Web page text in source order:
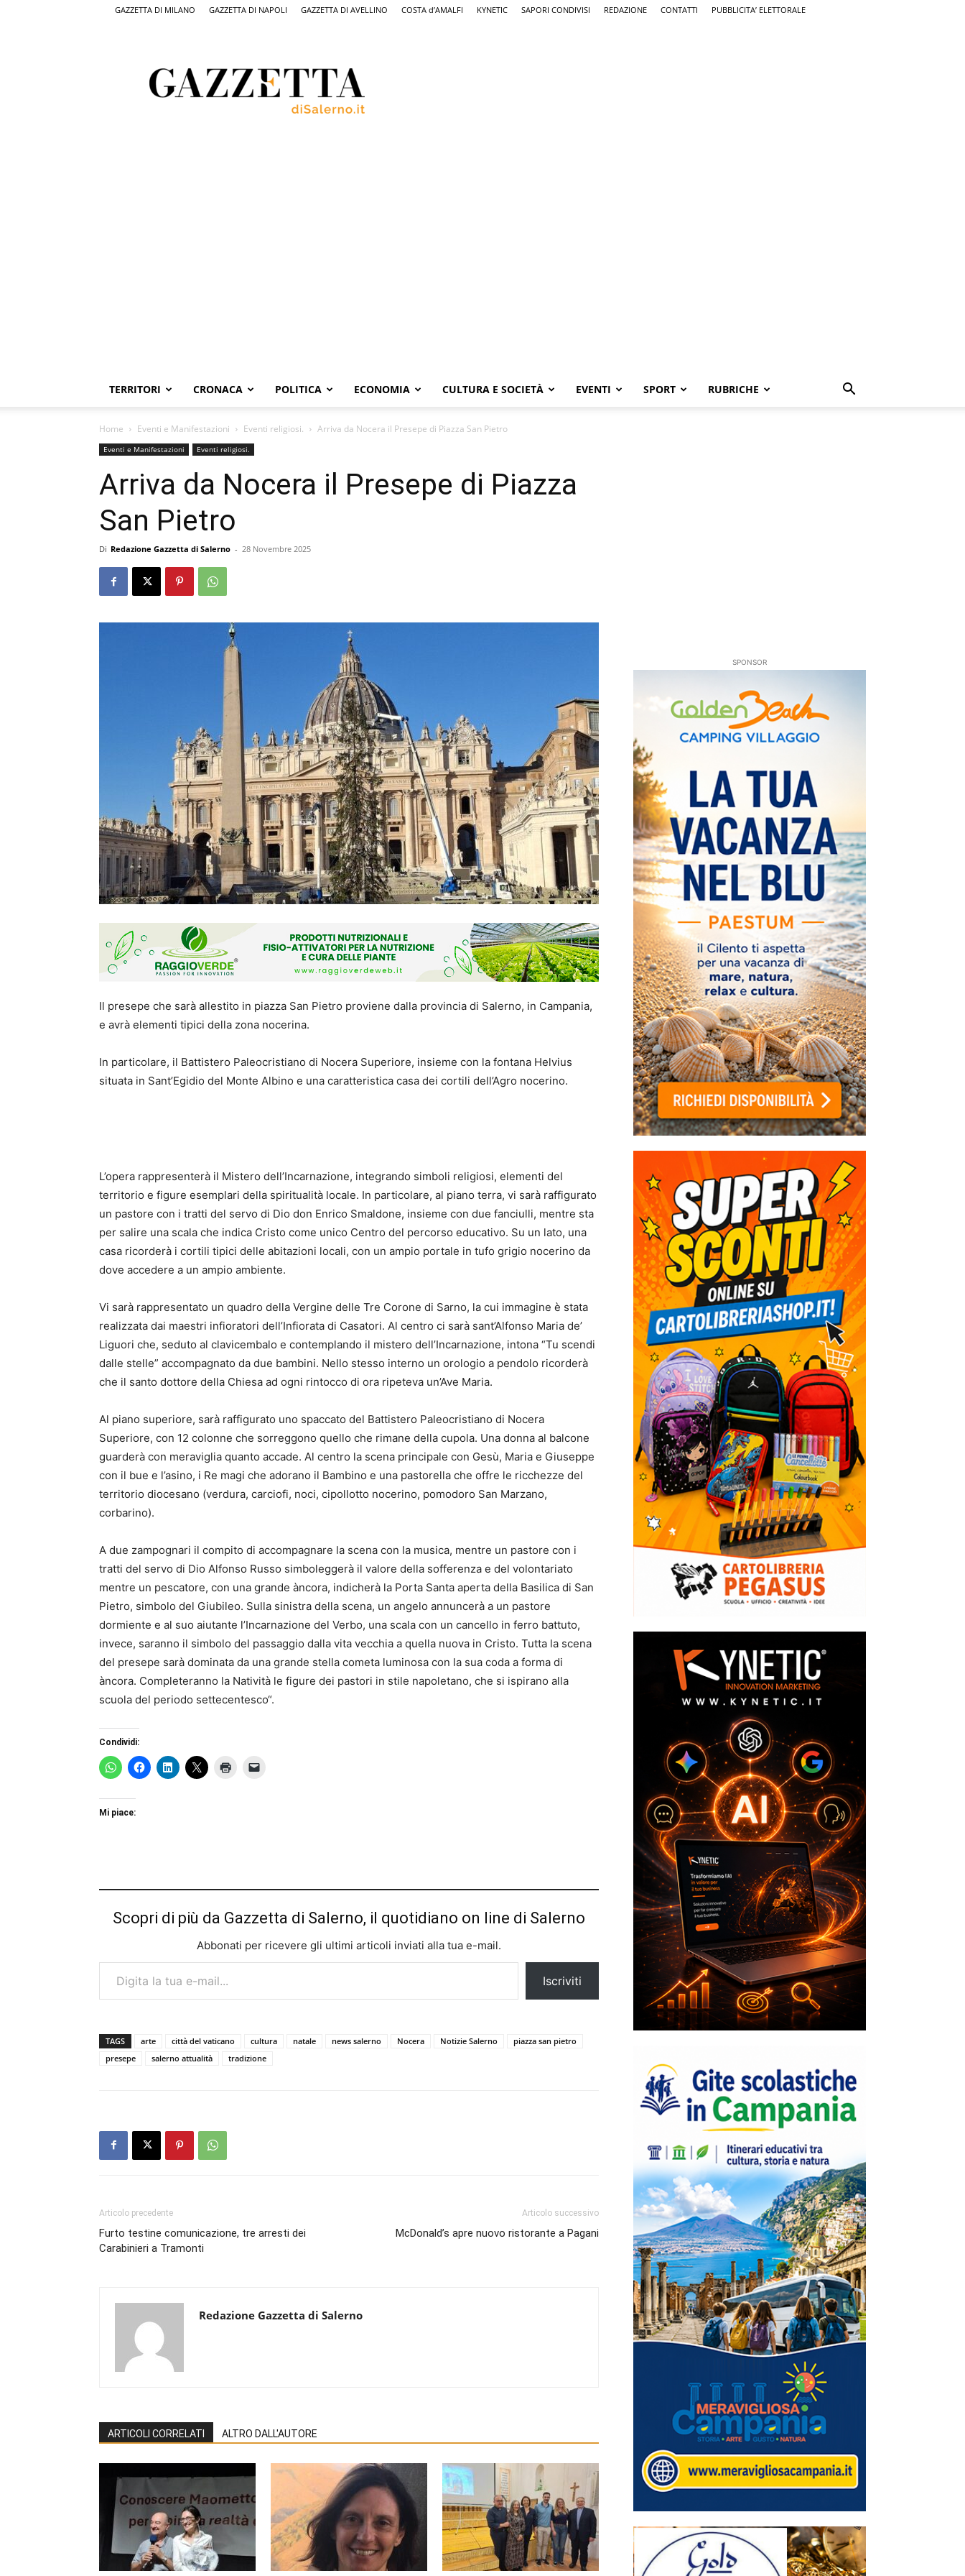
GAZZETTA DI MILANO GAZZETTA DI NAPOLI GAZZETTA DI AVELLINO COSTA d’AMALFI KYNETIC SAPORI CONDIVISI REDAZIONE CONTATTI PUBBLICITA’ ELETTORALE
Salerno,
il
quotidiano
TERRITORI CRONACA POLITICA ECONOMIA CULTURA E SOCIETÀ EVENTI SPORT RUBRICHE
Home Eventi e Manifestazioni Eventi religiosi. Arriva da Nocera il Presepe di Piazza San Pietro
Eventi e Manifestazioni Eventi religiosi.
Arriva da Nocera il Presepe di Piazza
San Pietro
Di Redazione Gazzetta di Salerno - 28 Novembre 2025
Il presepe che sarà allestito in piazza San Pietro proviene dalla provincia di Salerno, in Campania,
e avrà elementi tipici della zona nocerina.
In particolare, il Battistero Paleocristiano di Nocera Superiore, insieme con la fontana Helvius
situata in Sant’Egidio del Monte Albino e una caratteristica casa dei cortili dell’Agro nocerino.
L’opera rappresenterà il Mistero dell’Incarnazione, integrando simboli religiosi, elementi del
territorio e figure esemplari della spiritualità locale. In particolare, al piano terra, vi sarà raffigurato
un pastore con i tratti del servo di Dio don Enrico Smaldone, insieme con due fanciulli, mentre sta
per salire una scala che indica Cristo come unico Centro del percorso educativo. Su un lato, una
casa ricorderà i cortili tipici delle abitazioni locali, con un ampio portale in tufo grigio nocerino da
dove accedere a un ampio ambiente.
Vi sarà rappresentato un quadro della Vergine delle Tre Corone di Sarno, la cui immagine è stata
realizzata dai maestri infioratori dell’Infiorata di Casatori. Al centro ci sarà sant’Alfonso Maria de’
Liguori che, seduto al clavicembalo e contemplando il mistero dell’Incarnazione, intona “Tu scendi
dalle stelle” accompagnato da due bambini. Nello stesso interno un orologio a pendolo ricorderà
che il santo dottore della Chiesa ad ogni rintocco di ora ripeteva un’Ave Maria.
Al piano superiore, sarà raffigurato uno spaccato del Battistero Paleocristiano di Nocera
Superiore, con 12 colonne che sorreggono quello che rimane della cupola. Una donna al balcone
guarderà con meraviglia quanto accade. Al centro la scena principale con Gesù, Maria e Giuseppe
con il bue e l’asino, i Re magi che adorano il Bambino e una pastorella che offre le ricchezze del
territorio diocesano (verdura, carciofi, noci, cipollotto nocerino, pomodoro San Marzano,
corbarino).
A due zampognari il compito di accompagnare la scena con la musica, mentre un pastore con i
tratti del servo di Dio Alfonso Russo simboleggerà il valore della sofferenza e del volontariato
mentre un pescatore, con una grande àncora, indicherà la Porta Santa aperta della Basilica di San
Pietro, simbolo del Giubileo. Sulla sinistra della scena, un angelo annuncerà a un pastore
dormiente e al suo aiutante l’Incarnazione del Verbo, una scala con un cancello in ferro battuto,
invece, saranno il simbolo del passaggio dalla vita vecchia a quella nuova in Cristo. Tutta la scena
del presepe sarà dominata da una grande stella cometa luminosa con la sua coda a forma di
àncora. Completeranno la Natività le figure dei pastori in stile napoletano, che si ispirano alla
scuola del periodo settecentesco“.
Condividi:
Mi piace:
Scopri di più da Gazzetta di Salerno, il quotidiano on line di Salerno
Abbonati per ricevere gli ultimi articoli inviati alla tua e-mail.
Digita la tua e-mail...
Iscriviti
TAGS arte città del vaticano cultura natale news salerno Nocera Notizie Salerno
piazza san pietro
presepe
salerno attualità tradizione
Articolo precedente
Furto testine comunicazione, tre arresti dei
Carabinieri a Tramonti
Articolo successivo
McDonald’s apre nuovo ristorante a Pagani
Redazione Gazzetta di Salerno
ARTICOLI CORRELATI ALTRO DALL'AUTORE
SPONSOR